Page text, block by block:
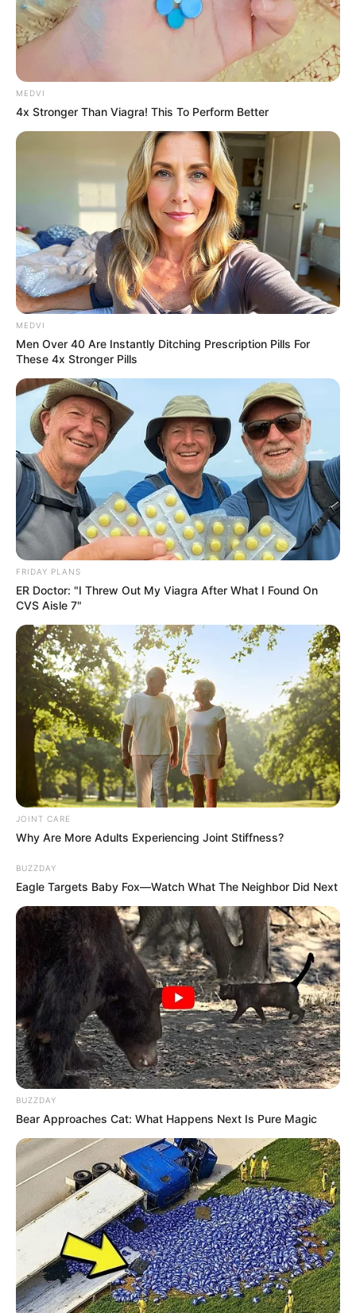
Polícia Rodoviária divulga o
balanço da operação Nove de
Julho
Durante o período, 903 motoristas foram submetidos aos
testes de alcoolemia.
Fonte: Redação
RODOVIAS 10/07/2024 Foto: estradas.com
ShareFacebookWhatsAppTelegramMessenger
X
A 3ª Companhia do 2º Batalhão de Polícia Rodoviária da
Polícia Militar do Estado de São Paulo, sediada em Assis,
presente nos mais de 1.700 quilômetros de rodovias
estaduais, abrange 64 municípios das regiões de Assis,
Marília e Ourinhos, realizou no período compreendido entre
MEDVI
4x Stronger Than Viagra! This To Perform Better
MEDVI
Men Over 40 Are Instantly Ditching Prescription Pills For
These 4x Stronger Pills
FRIDAY PLANS
ER Doctor: "I Threw Out My Viagra After What I Found On
CVS Aisle 7"
JOINT CARE
Why Are More Adults Experiencing Joint Stiffness?
BUZZDAY
Eagle Targets Baby Fox—Watch What The Neighbor Did Next
BUZZDAY
Bear Approaches Cat: What Happens Next Is Pure Magic